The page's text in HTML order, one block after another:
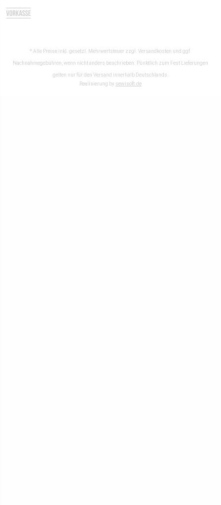
* Alle Preise inkl. gesetzl. Mehrwertsteuer zzgl. Versandkosten und ggf.
Nachnahmegebühren, wenn nicht anders beschrieben. Pünktlich zum Fest Lieferungen
gelten nur für den Versand innerhalb Deutschlands.
Realisierung by sewisoft.de